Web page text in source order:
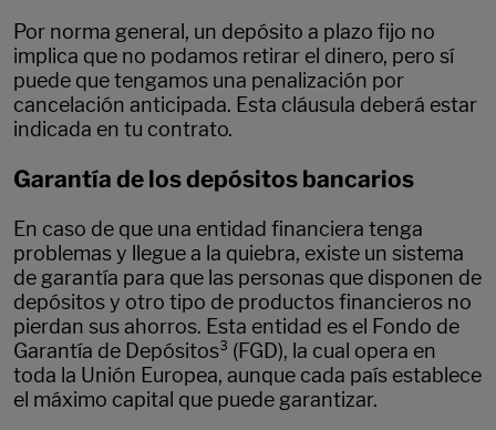
Por norma general, un depósito a plazo fijo no
implica que no podamos retirar el dinero, pero sí
puede que tengamos una penalización por
cancelación anticipada. Esta cláusula deberá estar
indicada en tu contrato.
Garantía de los depósitos bancarios
En caso de que una entidad financiera tenga
problemas y llegue a la quiebra, existe un sistema
de garantía para que las personas que disponen de
depósitos y otro tipo de productos financieros no
pierdan sus ahorros. Esta entidad es el Fondo de
Garantía de Depósitos³ (FGD), la cual opera en
toda la Unión Europea, aunque cada país establece
el máximo capital que puede garantizar.